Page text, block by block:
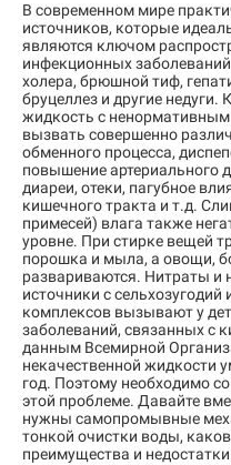
В современном мире
источников, которые
являются ключом
инфекционных
холера, брюшной тиф,
бруцеллез и другие недуги.
жидкость с
вызвать совершенно
обменного процесса,
повышение артериального
диареи, отеки, пагубное
кишечного тракта и т.д.
примесей) влага также
уровне. При стирке вещей
порошка и мыла, а овощи,
развариваются. Нитраты и
источники с
комплексов вызывают у
заболеваний, связанных с
данным Всемирной
некачественной жидкости
год. Поэтому необходимо
этой проблеме. Давайте
нужны самопромывные
тонкой очистки воды,
преимущества и